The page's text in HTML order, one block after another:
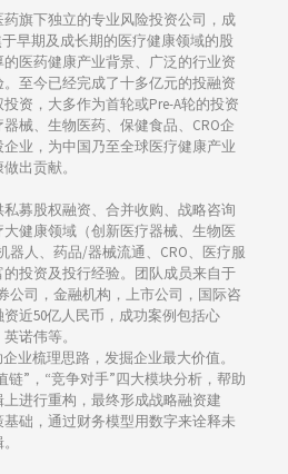
旗下独立的专业风险投资公司，成
早期及成长期的医疗健康领域的股
医药健康产业背景、广泛的行业资
至今已经完成了十多亿元的投融资
资，大多作为首轮或Pre-A轮的投资
械、生物医药、保健食品、CRO企
业，为中国乃至全球医疗健康产业
出贡献。
募股权融资、合并收购、战略咨询
健康领域（创新医疗器械、生物医
器人、药品/器械流通、CRO、医疗服
投资及投行经验。团队成员来自于
公司，金融机构，上市公司，国际咨
近50亿人民币，成功案例包括心
诺伟等。
业梳理思路，发掘企业最大价值。
链”，“竞争对手”四大模块分析，帮助
进行重构，最终形成战略融资建
础，通过财务模型用数字来诠释未